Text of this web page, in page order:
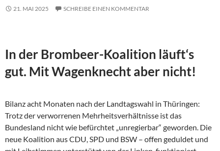
21. MAI 2025 SCHREIBE EINEN KOMMENTAR
In der Brombeer-Koalition läuft‘s
gut. Mit Wagenknecht aber nicht!
Bilanz acht Monaten nach der Landtagswahl in Thüringen:
Trotz der verworrenen Mehrheitsverhältnisse ist das
Bundesland nicht wie befürchtet „unregierbar“ geworden. Die
neue Koalition aus CDU, SPD und BSW – offen geduldet und